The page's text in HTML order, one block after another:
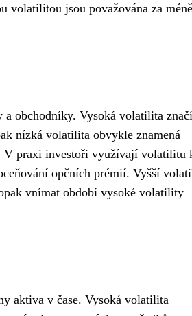
volatilitou jsou považována za méně
obchodníky. Vysoká volatilita značí
nízká volatilita obvykle znamená
V praxi investoři využívají volatilitu
opčních prémií. Vyšší
vnímat období vysoké volatility
aktiva v čase. Vysoká volatilita